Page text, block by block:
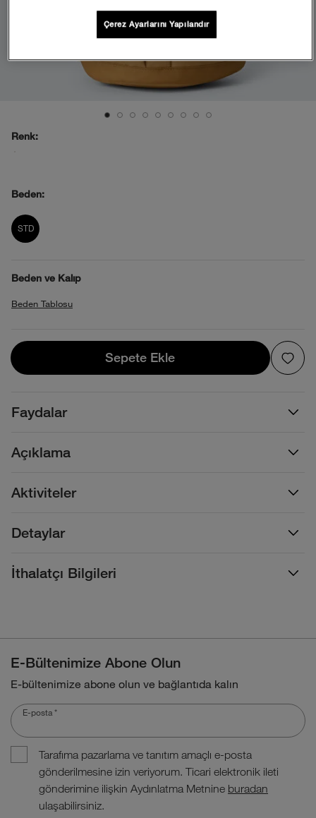
Renk:
Beden:
STD
Beden ve Kalıp
Beden Tablosu
Sepete Ekle
Sepete Ekle
Açıklama
Detaylar
Aktiviteler
Faydalar
İthalatçı Bilgileri
E-Bültenimize Abone Olun
E-bültenimize abone olun ve bağlantıda kalın
E-posta *
Tarafıma pazarlama ve tanıtım amaçlı e-posta
gönderilmesine izin veriyorum. Ticari elektronik ileti
gönderimine ilişkin Aydınlatma Metnine buradan
ulaşabilirsiniz.
Çerez Ayarlarını Yapılandır